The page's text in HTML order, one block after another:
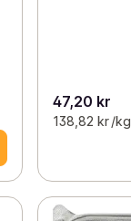
47,20 kr
138,82 kr /kg